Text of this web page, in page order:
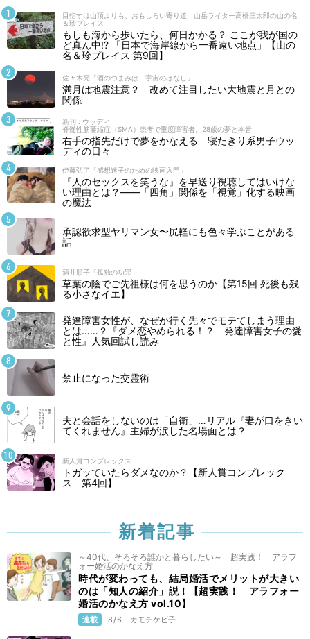
目指すは山頂よりも、おもしろい寄り道 山岳ライター高橋庄太郎の山の名
＆珍プレイス
もしも海から歩いたら、何日かかる？ ここが我が国の
ど真ん中!? 「日本で海岸線から一番遠い地点」【山の
名＆珍プレイス 第9回】
佐々木亮「酒のつまみは、宇宙のはなし」
満月は地震注意？ 改めて注目したい大地震と月との
関係
新刊 : ウッディ
脊髄性筋萎縮症（SMA）患者で重度障害者。28歳の夢と本音
右手の指先だけで夢をかなえる 寝たきり系男子ウッ
ディの日々
伊藤弘了「感想迷子のための映画入門」
『人のセックスを笑うな』を早送り視聴してはいけな
い理由とは？――「四角」関係を「視覚」化する映画
の魔法
承認欲求型ヤリマン女〜尻軽にも色々学ぶことがある
話
酒井順子「孤独の功罪」
草葉の陰でご先祖様は何を思うのか【第15回 死後も残
る小さなイエ】
発達障害女性が、なぜか行く先々でモテてしまう理由
とは……？『ダメ恋やめられる！？ 発達障害女子の愛
と性』人気回試し読み
禁止になった交霊術
夫と会話をしないのは「自衛」…リアル『妻が口をきい
てくれません』主婦が涙した名場面とは？
新人賞コンプレックス
トガッていたらダメなのか？【新人賞コンプレック
ス 第4回】
新着記事
～40代、そろそろ誰かと暮らしたい～ 超実践！ アラフ
ォー婚活のかなえ方
時代が変わっても、結局婚活でメリットが大きい
のは「知人の紹介」説！【超実践！ アラフォー
婚活のかなえ方 vol.10】
連載 8/6 カモチケビ子